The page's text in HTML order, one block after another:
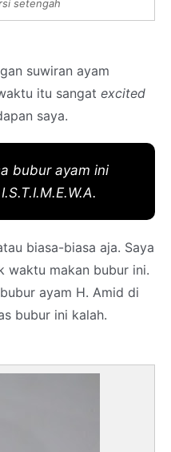
setengah
suwiran ayam
itu sangat excited
saya.
bubur ayam ini
biasa-biasa aja. Saya
waktu makan bubur ini.
ayam H. Amid di
bubur ini kalah.